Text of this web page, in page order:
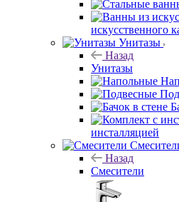
искусственного
Унитазы
Назад
Унитазы
инсталляцией
Назад
Смесители